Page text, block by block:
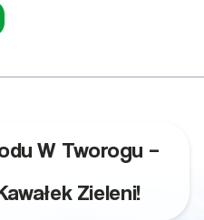
W Tworogu –
Zieleni!